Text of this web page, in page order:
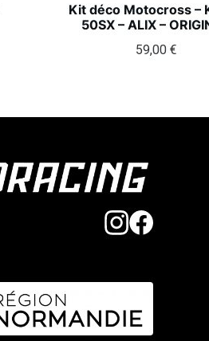
Kit déco Motocross –
50SX – ALIX –
59,00 €